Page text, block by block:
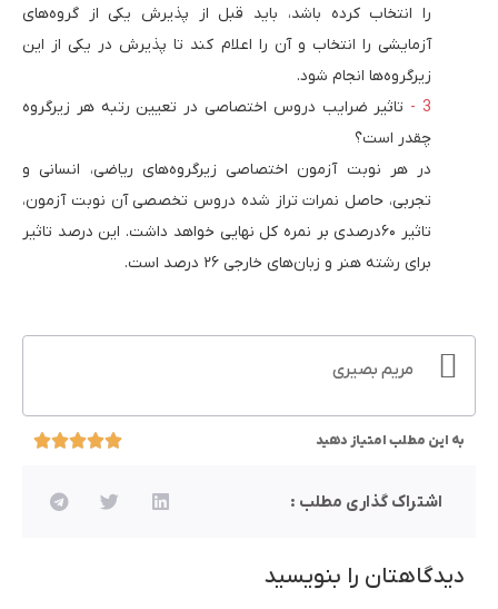
را انتخاب کرده باشد، باید قبل از پذیرش یکی از گروه‌های
آزمایشی را انتخاب و آن را اعلام کند تا پذیرش در یکی از این
زیرگروه‌ها انجام شود.
تاثیر ضرایب دروس اختصاصی در تعیین رتبه هر زیرگروه
چقدر است؟
در هر نوبت آزمون اختصاصی زیرگروه‌های ریاضی، انسانی و
تجربی، حاصل نمرات تراز شده دروس تخصصی آن نوبت آزمون،
تاثیر ۶۰درصدی بر نمره کل نهایی خواهد داشت. این درصد تاثیر
برای رشته هنر و زبان‌های خارجی ۲۶ درصد است.
مریم بصیری
به این مطلب امتیاز دهید
اشتراک گذاری مطلب :
دیدگاهتان را بنویسید